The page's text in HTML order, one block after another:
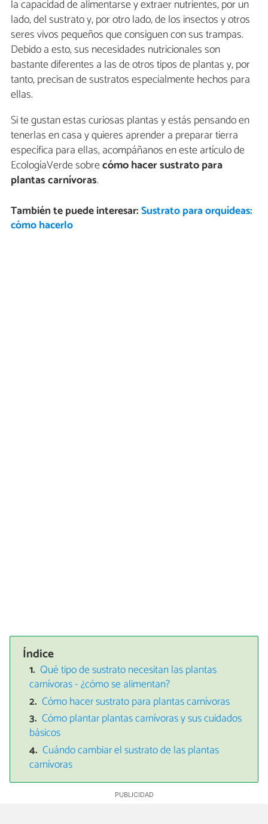
la capacidad de alimentarse y extraer nutrientes, por un
lado, del sustrato y, por otro lado, de los insectos y otros
seres vivos pequeños que consiguen con sus trampas.
Debido a esto, sus necesidades nutricionales son
bastante diferentes a las de otros tipos de plantas y, por
tanto, precisan de sustratos especialmente hechos para
ellas.
Si te gustan estas curiosas plantas y estás pensando en
tenerlas en casa y quieres aprender a preparar tierra
específica para ellas, acompáñanos en este artículo de
EcologíaVerde sobrecómo hacer sustrato para
plantas carnívoras.
También te puede interesar:Sustrato para orquídeas:
cómo hacerlo
Índice
Qué tipo de sustrato necesitan las plantas
carnívoras - ¿cómo se alimentan?
Cómo hacer sustrato para plantas carnívoras
Cómo plantar plantas carnívoras y sus cuidados
básicos
Cuándo cambiar el sustrato de las plantas
carnívoras